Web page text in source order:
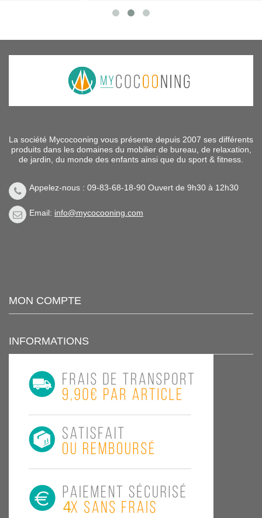
La société Mycocooning vous présente depuis 2007 ses différents
produits dans les domaines du mobilier de bureau, de relaxation,
de jardin, du monde des enfants ainsi que du sport & fitness.
Appelez-nous : 09-83-68-18-90 Ouvert de 9h30 à 12h30
Email: info@mycocooning.com
MON COMPTE
INFORMATIONS